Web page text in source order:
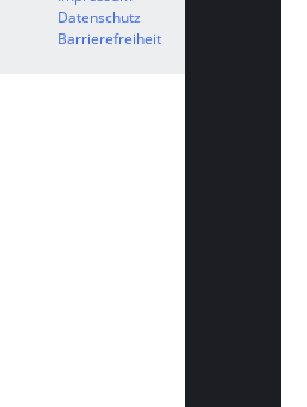
Datenschutz
Barrierefreiheit